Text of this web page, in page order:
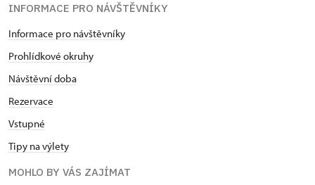
INFORMACE PRO NÁVŠTĚVNÍKY
Informace pro návštěvníky
Prohlídkové okruhy
Návštěvní doba
Rezervace
Vstupné
Tipy na výlety
MOHLO BY VÁS ZAJÍMAT